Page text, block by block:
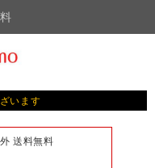
います
送料無料